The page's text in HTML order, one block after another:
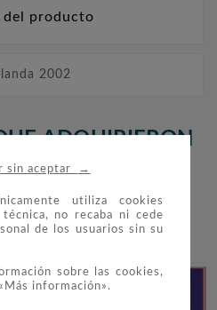
sin aceptar →
utiliza cookies
no recaba ni cede
de los usuarios sin su
sobre las cookies,
información».
del producto
2002
ADQUIRIERON
TAMBIÉN
